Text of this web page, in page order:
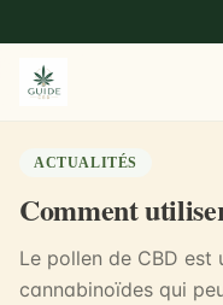
ACTUALITÉS
Comment
Le pollen de CBD
cannabinoïdes qui